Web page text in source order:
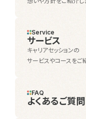
Service
サービス
キャリアセッションの
サービスやコースをご
FAQ
よくあるご質問